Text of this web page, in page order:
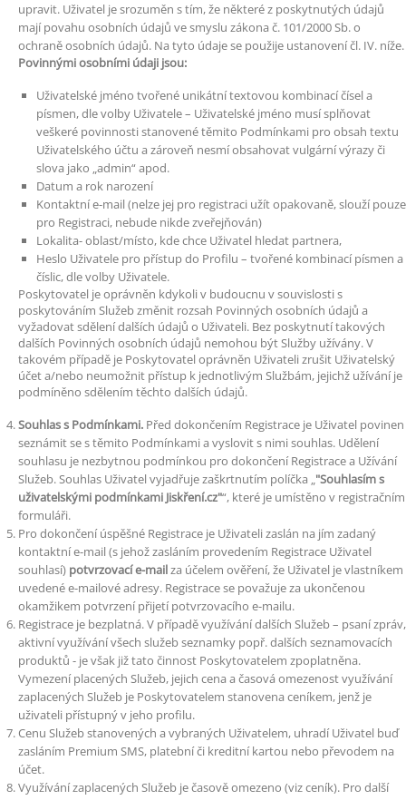
upravit. Uživatel je srozuměn s tím, že některé z poskytnutých údajů
mají povahu osobních údajů ve smyslu zákona č. 101/2000 Sb. o
ochraně osobních údajů. Na tyto údaje se použije ustanovení čl. IV. níže.
Povinnými osobními údaji jsou:
Uživatelské jméno tvořené unikátní textovou kombinací čísel a
písmen, dle volby Uživatele – Uživatelské jméno musí splňovat
veškeré povinnosti stanovené těmito Podmínkami pro obsah textu
Uživatelského účtu a zároveň nesmí obsahovat vulgární výrazy či
slova jako „admin“ apod.
Datum a rok narození
Kontaktní e-mail (nelze jej pro registraci užít opakovaně, slouží pouze
pro Registraci, nebude nikde zveřejňován)
Lokalita- oblast/místo, kde chce Uživatel hledat partnera,
Heslo Uživatele pro přístup do Profilu – tvořené kombinací písmen a
číslic, dle volby Uživatele.
Poskytovatel je oprávněn kdykoli v budoucnu v souvislosti s
poskytováním Služeb změnit rozsah Povinných osobních údajů a
vyžadovat sdělení dalších údajů o Uživateli. Bez poskytnutí takových
dalších Povinných osobních údajů nemohou být Služby užívány. V
takovém případě je Poskytovatel oprávněn Uživateli zrušit Uživatelský
účet a/nebo neumožnit přístup k jednotlivým Službám, jejichž užívání je
podmíněno sdělením těchto dalších údajů.
Souhlas s Podmínkami. Před dokončením Registrace je Uživatel povinen
seznámit se s těmito Podmínkami a vyslovit s nimi souhlas. Udělení
souhlasu je nezbytnou podmínkou pro dokončení Registrace a Užívání
Služeb. Souhlas Uživatel vyjadřuje zaškrtnutím políčka „ Souhlasím s
uživatelskými podmínkami Jiskření.cz “, které je umístěno v registračním
formuláři.
Pro dokončení úspěšné Registrace je Uživateli zaslán na jím zadaný
kontaktní e-mail (s jehož zasláním provedením Registrace Uživatel
souhlasí) potvrzovací e-mailza účelem ověření, že Uživatel je vlastníkem
uvedené e-mailové adresy. Registrace se považuje za ukončenou
okamžikem potvrzení přijetí potvrzovacího e-mailu.
Registrace je bezplatná. V případě využívání dalších Služeb – psaní zpráv,
aktivní využívání všech služeb seznamky popř. dalších seznamovacích
produktů - je však již tato činnost Poskytovatelem zpoplatněna.
Vymezení placených Služeb, jejich cena a časová omezenost využívání
zaplacených Služeb je Poskytovatelem stanovena ceníkem, jenž je
uživateli přístupný v jeho profilu.
Cenu Služeb stanovených a vybraných Uživatelem, uhradí Uživatel buď
zasláním Premium SMS, platební či kreditní kartou nebo převodem na
účet.
Využívání zaplacených Služeb je časově omezeno (viz ceník). Pro další